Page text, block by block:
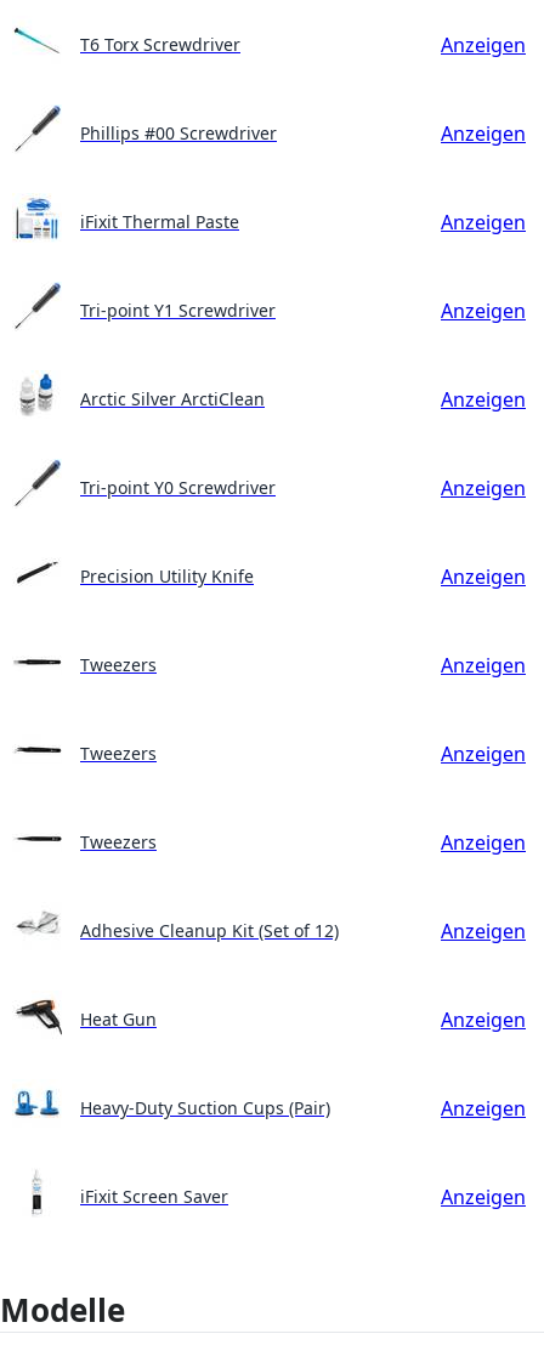
T6 Torx Screwdriver Anzeigen
Phillips #00 Screwdriver Anzeigen
iFixit Thermal Paste Anzeigen
Tri-point Y1 Screwdriver Anzeigen
Arctic Silver ArctiClean Anzeigen
Tri-point Y0 Screwdriver Anzeigen
Precision Utility Knife Anzeigen
Tweezers Anzeigen
Tweezers Anzeigen
Tweezers Anzeigen
Adhesive Cleanup Kit (Set of 12) Anzeigen
Heat Gun Anzeigen
Heavy-Duty Suction Cups (Pair) Anzeigen
iFixit Screen Saver Anzeigen
Modelle